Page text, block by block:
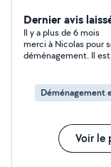
Dernier avis
Il y a plus de 6 mois
merci à Nicolas pour
déménagement. Il
recommande les
Déménagement
Voir le